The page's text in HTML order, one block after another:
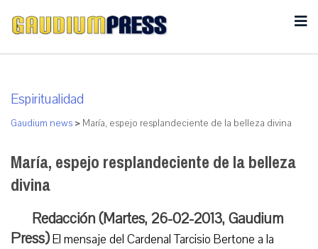
Espiritualidad
Gaudium news > María, espejo resplandeciente de la belleza divina
María, espejo resplandeciente de la belleza
divina
Redacción (Martes, 26-02-2013, Gaudium
Press)El mensaje del Cardenal Tarcisio Bertone a la